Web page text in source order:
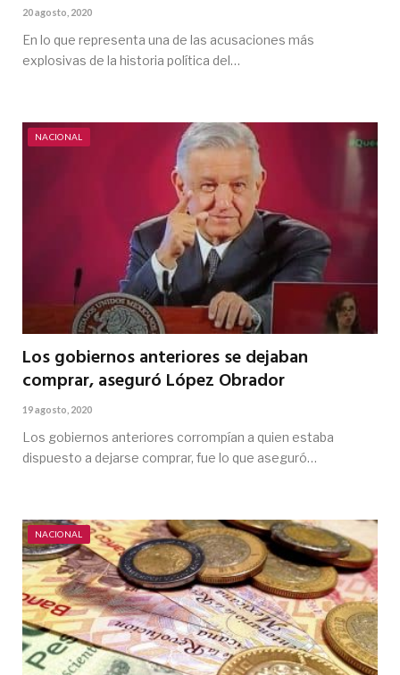
20 agosto, 2020
En lo que representa una de las acusaciones más
explosivas de la historia política del…
NACIONAL
Los gobiernos anteriores se dejaban
comprar, aseguró López Obrador
19 agosto, 2020
Los gobiernos anteriores corrompían a quien estaba
dispuesto a dejarse comprar, fue lo que aseguró…
NACIONAL